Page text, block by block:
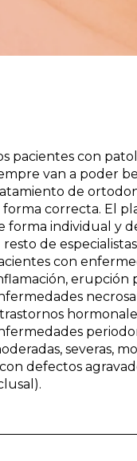
pacientes con
van a poder
de
forma correcta. El
forma individual y
resto de
con
erupción
severas,
defectos